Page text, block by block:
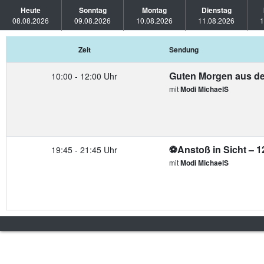
Heute
08.08.2026
Sonntag
09.08.2026
Montag
10.08.2026
Dienstag
11.08.2026
Zeit Sendung
10:00 - 12:00 Uhr Guten Morgen aus
mitModi MichaelS
19:45 - 21:45 Uhr ⚽Anstoß in Sicht –
mitModi MichaelS